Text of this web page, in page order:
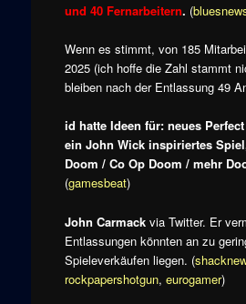
und 40 Fernarbeitern. (
Wenn es stimmt, von 185
2025 (ich hoffe die Zahl stammt
bleiben nach der Entlassung 49
id hatte Ideen für: neues
ein John Wick inspiriertes
Doom / Co Op Doom / mehr
(gamesbeat)
John Carmackvia Twitter. Er
Entlassungen könnten an zu
Spieleverkäufen liegen. (
rockpapershotgun, eurogamer)